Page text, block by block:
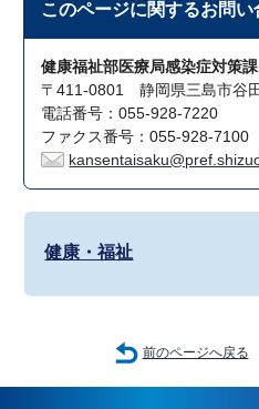
このページに関するお問い
健康福祉部医療局感染症対策課
〒411-0801 静岡県三島市谷
電話番号：055-928-7220
ファクス番号：055-928-7100
健康・福祉
前のページへ戻る